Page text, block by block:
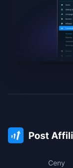
Ceny